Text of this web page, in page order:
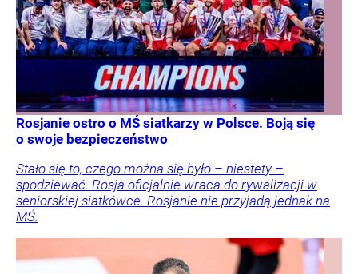
Rosjanie ostro o MŚ siatkarzy w Polsce. Boją się
o swoje bezpieczeństwo
Stało się to, czego można się było – niestety –
spodziewać. Rosja oficjalnie wraca do rywalizacji w
seniorskiej siatkówce. Rosjanie nie przyjadą jednak na
MŚ.